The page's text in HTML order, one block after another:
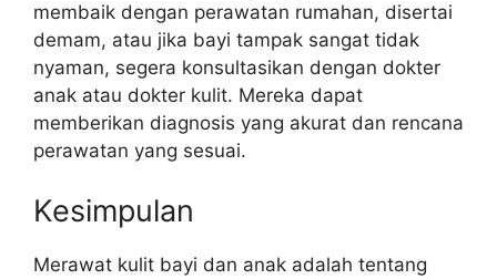
membaik dengan perawatan rumahan, disertai
demam, atau jika bayi tampak sangat tidak
nyaman, segera konsultasikan dengan dokter
anak atau dokter kulit. Mereka dapat
memberikan diagnosis yang akurat dan rencana
perawatan yang sesuai.
Kesimpulan
Merawat kulit bayi dan anak adalah tentang